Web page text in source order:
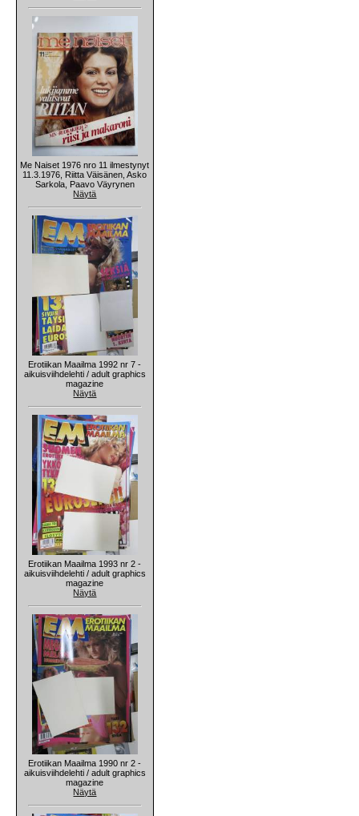
Me Naiset 1976 nro 11 ilmestynyt
11.3.1976, Riitta Väisänen, Asko
Sarkola, Paavo Väyrynen
Näytä
Erotiikan Maailma 1992 nr 7 -
aikuisviihdelehti / adult graphics
magazine
Näytä
Erotiikan Maailma 1993 nr 2 -
aikuisviihdelehti / adult graphics
magazine
Näytä
Erotiikan Maailma 1990 nr 2 -
aikuisviihdelehti / adult graphics
magazine
Näytä